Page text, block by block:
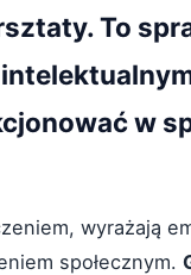
To
w
wyrażają
społecznym.